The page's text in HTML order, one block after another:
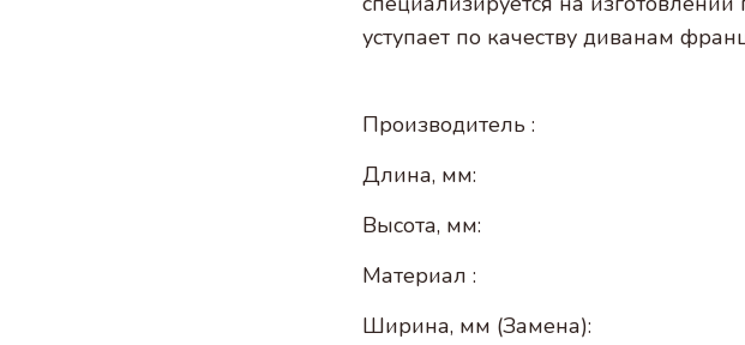
уступает по качеству диванам
Производитель :
Длина, мм:
Высота, мм:
Материал :
Ширина, мм (Замена):